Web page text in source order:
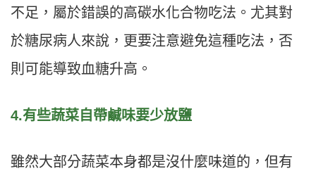
不足，屬於錯誤的高碳水化合物吃法。尤其對
於糖尿病人來說，更要注意避免這種吃法，否
則可能導致血糖升高。
4.有些蔬菜自帶鹹味要少放鹽
雖然大部分蔬菜本身都是沒什麼味道的，但有